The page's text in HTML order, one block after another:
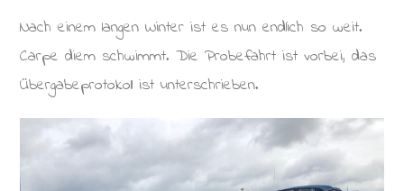
Nach einem langen Winter ist es nun endlich so weit.
Carpe diem schwimmt. Die Probefahrt ist vorbei, das
Übergabeprotokoll ist unterschrieben.